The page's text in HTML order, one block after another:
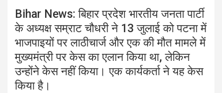
Bihar News: बिहार प्रदेश भारतीय जनता पार्टी
के अध्यक्ष सम्राट चौधरी ने 13 जुलाई को पटना में
भाजपाइयों पर लाठीचार्ज और एक की मौत मामले में
मुख्यमंत्री पर केस का एलान किया था, लेकिन
उन्होंने केस नहीं किया। एक कार्यकर्ता ने यह केस
किया है।